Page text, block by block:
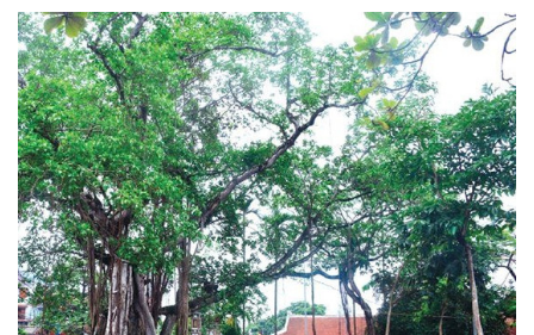
loạt di tích lịch sử - văn hóa và danh lam thắng cảnh trên địa
bàn thành phố.